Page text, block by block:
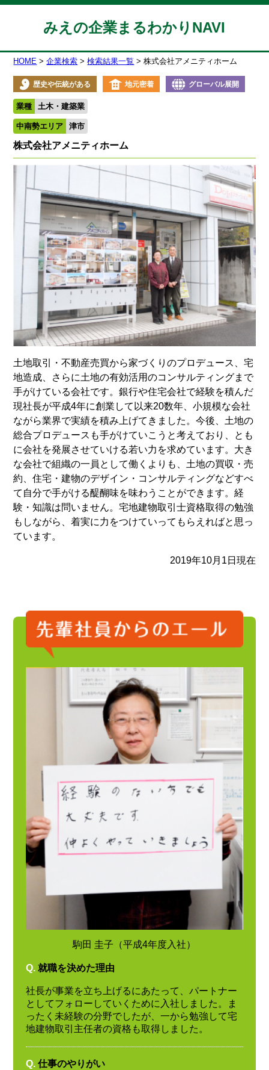
みえの企業まるわかりNAVI
HOME 企業検索 検索結果一覧 株式会社アメニティホーム
歴史や伝統がある 地元密着 グローバル展開
業種 土木・建築業
中南勢エリア 津市
株式会社アメニティホーム
土地取引・不動産売買から家づくりのプロデュース、宅
地造成、さらに土地の有効活用のコンサルティングまで
手がけている会社です。銀行や住宅会社で経験を積んだ
現社長が平成4年に創業して以来20数年、小規模な会社
ながら業界で実績を積み上げてきました。今後、土地の
総合プロデュースも手がけていこうと考えており、とも
に会社を発展させていける若い力を求めています。大き
な会社で組織の一員として働くよりも、土地の買収・売
約、住宅・建物のデザイン・コンサルティングなどすべ
て自分で手がける醍醐味を味わうことができます。経
験・知識は問いません。宅地建物取引士資格取得の勉強
もしながら、着実に力をつけていってもらえればと思っ
ています。
2019年10月1日現在
駒田 圭子（平成4年度入社）
Q. 就職を決めた理由
社長が事業を立ち上げるにあたって、パートナー
としてフォローしていくために入社しました。ま
ったく未経験の分野でしたが、一から勉強して宅
地建物取引主任者の資格も取得しました。
Q. 仕事のやりがい